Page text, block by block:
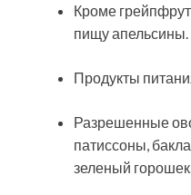
Кроме
пищу апельсины.
Продукты
Разрешенные
патиссоны,
зеленый